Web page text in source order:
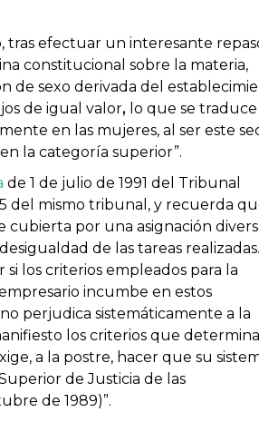
tras efectuar un interesante
constitucional sobre la materia,
de sexo derivada del
de igual valor, lo que se
en las mujeres, al ser este
la categoría superior”.
de 1 de julio de 1991 del Tribunal
del mismo tribunal, y recuerda
cubierta por una asignación
de las tareas
si los criterios empleados para la
incumbe en estos
perjudica sistemáticamente a la
los criterios que
a la postre, hacer que su
de Justicia de las
de 1989)”.